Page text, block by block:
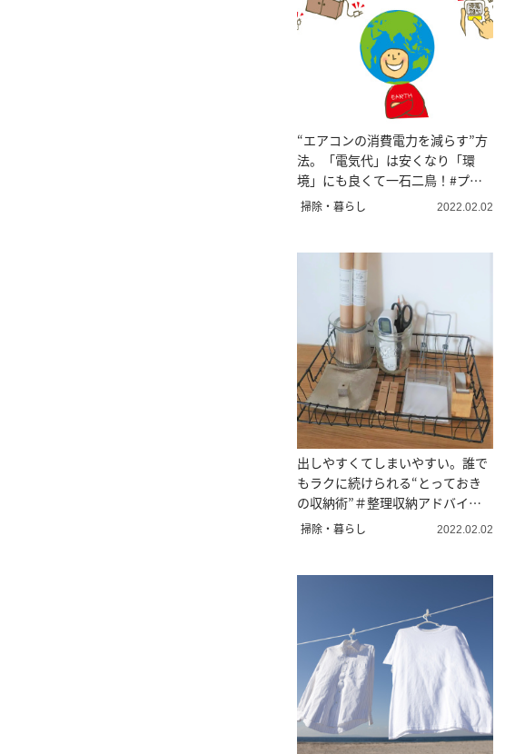
“エアコンの消費電力を減らす”方
法。「電気代」は安くなり「環
境」にも良くて一石二鳥！#プロ
に聞くエアコンの話
掃除・暮らし 2022.02.02
出しやすくてしまいやすい。誰で
もラクに続けられる“とっておき
の収納術”＃整理収納アドバイザ
ー直伝
掃除・暮らし 2022.02.02